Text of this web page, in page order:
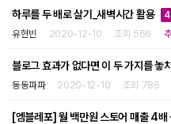
하루를 두 배로 살기_새벽시간 활용
유현빈 2020-12-10 조회 566
블로그 효과가 없다면 이 두 가지를 놓
동동파파 2020-12-10 조회 786
[엠블레포] 월 백만원 스토어 매출 4배